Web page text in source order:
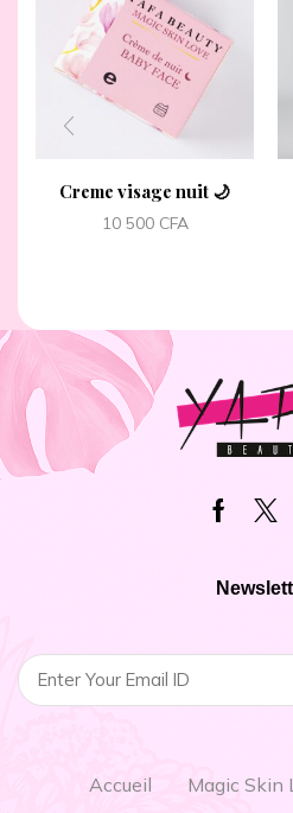
Creme visage nuit 🌙
10 500 CFA
Accueil Magic Skin